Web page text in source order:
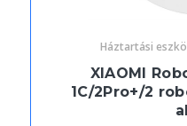
Háztartási
XIAOMI
1C/2Pro+/2